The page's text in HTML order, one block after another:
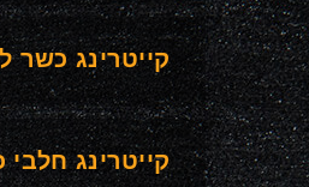
קייטרינג כשר
קייטרינג